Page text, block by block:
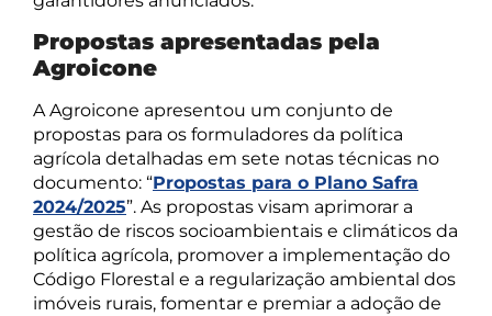
Propostas apresentadas pela
Agroicone
A Agroicone apresentou um conjunto de
propostas para os formuladores da política
agrícola detalhadas em sete notas técnicas no
documento: “Propostas para o Plano Safra
2024/2025”. As propostas visam aprimorar a
gestão de riscos socioambientais e climáticos da
política agrícola, promover a implementação do
Código Florestal e a regularização ambiental dos
imóveis rurais, fomentar e premiar a adoção de